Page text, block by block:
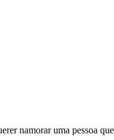
namorar uma pessoa